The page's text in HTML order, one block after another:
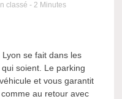
classé - 2 Minutes
se fait dans les
soient. Le parking
et vous garantit
au retour avec